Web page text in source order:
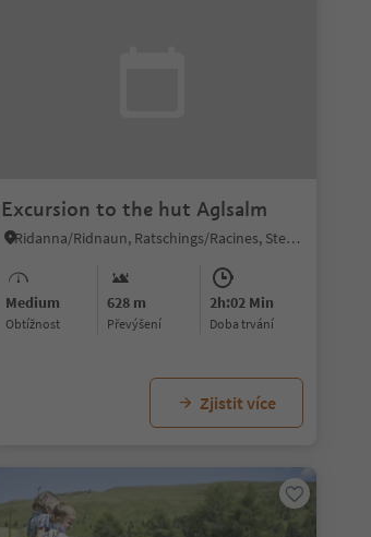
Excursion to the hut Aglsalm
Ridanna/Ridnaun, Ratschings/Racines, Sterzing/Vipiteno and environs
Medium
Obtížnost
628 m
Převýšení
2h:02 Min
doba trvání
Zjistit více